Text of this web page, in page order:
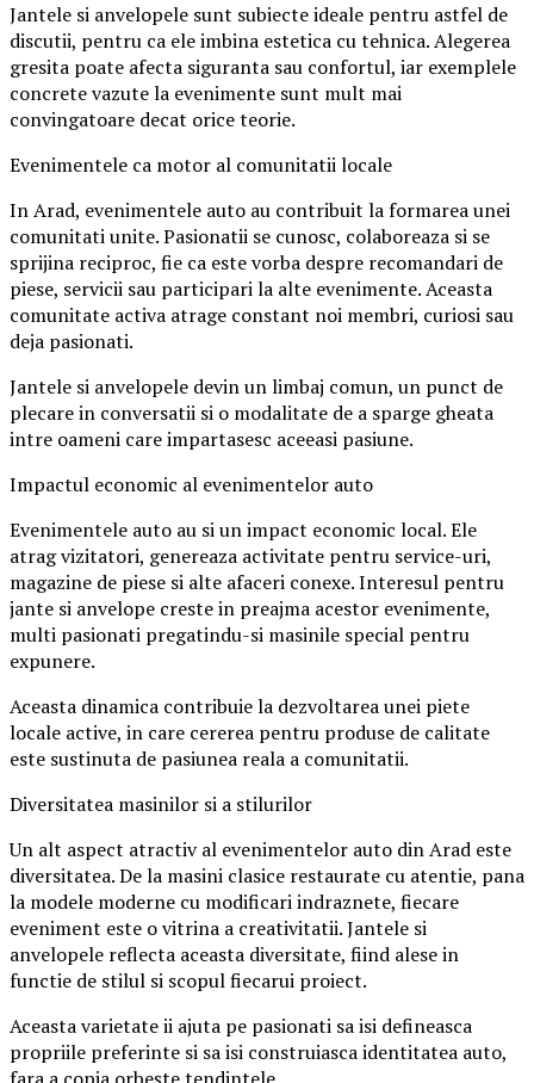
Jantele si anvelopele sunt subiecte ideale pentru astfel de
discutii, pentru ca ele imbina estetica cu tehnica. Alegerea
gresita poate afecta siguranta sau confortul, iar exemplele
concrete vazute la evenimente sunt mult mai
convingatoare decat orice teorie.
Evenimentele ca motor al comunitatii locale
In Arad, evenimentele auto au contribuit la formarea unei
comunitati unite. Pasionatii se cunosc, colaboreaza si se
sprijina reciproc, fie ca este vorba despre recomandari de
piese, servicii sau participari la alte evenimente. Aceasta
comunitate activa atrage constant noi membri, curiosi sau
deja pasionati.
Jantele si anvelopele devin un limbaj comun, un punct de
plecare in conversatii si o modalitate de a sparge gheata
intre oameni care impartasesc aceeasi pasiune.
Impactul economic al evenimentelor auto
Evenimentele auto au si un impact economic local. Ele
atrag vizitatori, genereaza activitate pentru service-uri,
magazine de piese si alte afaceri conexe. Interesul pentru
jante si anvelope creste in preajma acestor evenimente,
multi pasionati pregatindu-si masinile special pentru
expunere.
Aceasta dinamica contribuie la dezvoltarea unei piete
locale active, in care cererea pentru produse de calitate
este sustinuta de pasiunea reala a comunitatii.
Diversitatea masinilor si a stilurilor
Un alt aspect atractiv al evenimentelor auto din Arad este
diversitatea. De la masini clasice restaurate cu atentie, pana
la modele moderne cu modificari indraznete, fiecare
eveniment este o vitrina a creativitatii. Jantele si
anvelopele reflecta aceasta diversitate, fiind alese in
functie de stilul si scopul fiecarui proiect.
Aceasta varietate ii ajuta pe pasionati sa isi defineasca
propriile preferinte si sa isi construiasca identitatea auto,